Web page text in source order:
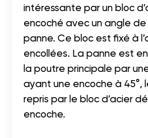
intéressante par un bloc
encoché avec un angle
panne. Ce bloc est fixé à
encollées. La panne est
la poutre principale par
ayant une encoche à 45°,
repris par le bloc d’acier
encoche.